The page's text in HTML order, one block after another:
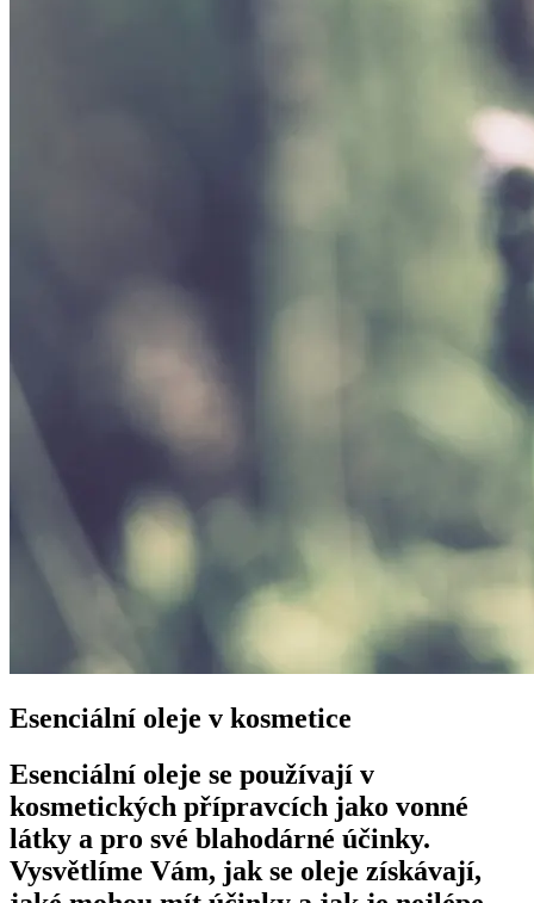
Esenciální oleje v kosmetice
Esenciální oleje se používají v
kosmetických přípravcích jako vonné
látky a pro své blahodárné účinky.
Vysvětlíme Vám, jak se oleje získávají,